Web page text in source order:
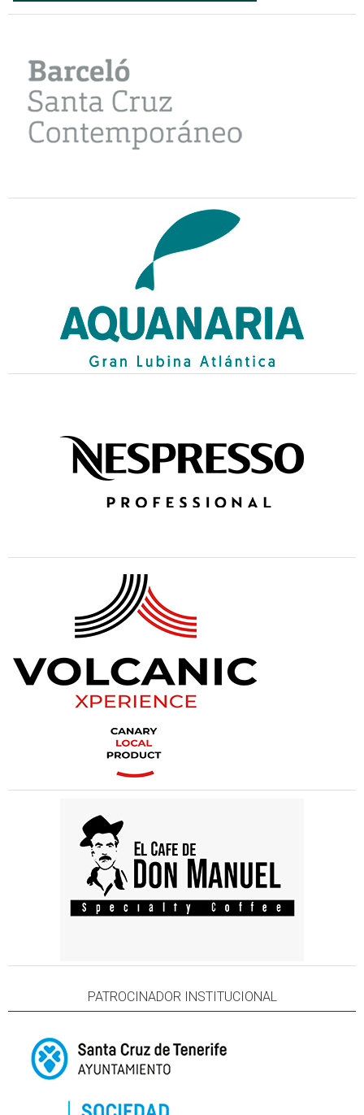
PATROCINADOR INSTITUCIONAL